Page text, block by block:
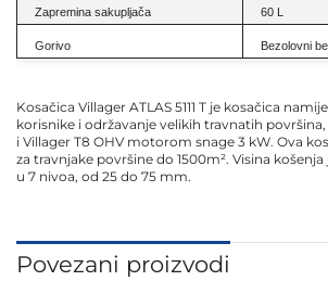
Zapremina sakupljača 60 L
Gorivo Bezolovni
Kosačica Villager ATLAS 5111 T je kosačica
korisnike i održavanje velikih travnatih površina,
i Villager T8 OHV motorom snage 3 kW. Ova
za travnjake površine do 1500m². Visina
u 7 nivoa, od 25 do 75 mm.
Povezani proizvodi